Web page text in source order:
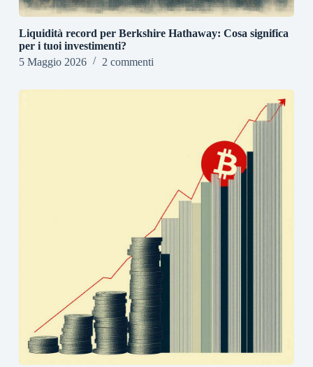
Liquidità record per Berkshire Hathaway: Cosa significa
per i tuoi investimenti?
5 Maggio 2026
2 commenti